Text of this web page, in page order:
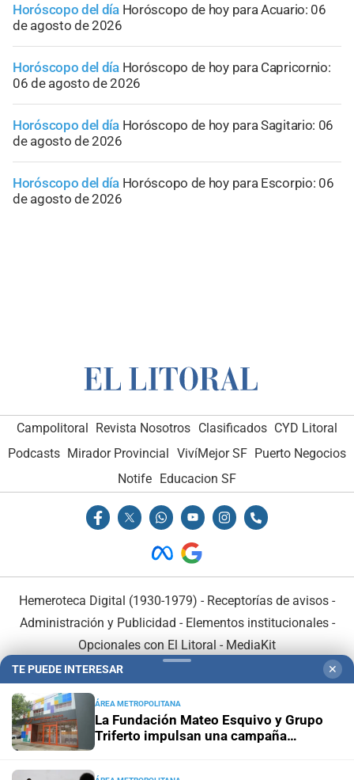
Horóscopo del día Horóscopo de hoy para Acuario: 06
de agosto de 2026
Horóscopo del día Horóscopo de hoy para Capricornio:
06 de agosto de 2026
Horóscopo del día Horóscopo de hoy para Sagitario: 06
de agosto de 2026
Horóscopo del día Horóscopo de hoy para Escorpio: 06
de agosto de 2026
Campolitoral Revista Nosotros Clasificados CYD Litoral
Podcasts Mirador Provincial VivíMejor SF Puerto Negocios
Notife
Educacion SF
Hemeroteca Digital (1930-1979) - Receptorías de avisos -
Administración y Publicidad - Elementos institucionales-
Opcionales con El Litoral - MediaKit
TE PUEDE INTERESAR ✕
ÁREA METROPOLITANA
La Fundación Mateo Esquivo y Grupo
Triferto impulsan una campaña